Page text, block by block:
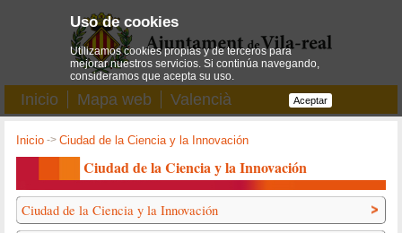
Inicio Mapa web Valencià
Inicio ->Ciudad de la Ciencia y la Innovación
Ciudad de la Ciencia y la Innovación
Ciudad de la Ciencia y la Innovación
Uso de cookies
Utilizamos cookies propias y de terceros para
mejorar nuestros servicios. Si continúa navegando,
consideramos que acepta su uso.
Aceptar